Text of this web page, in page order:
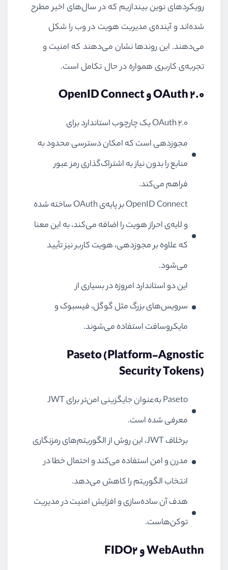
رویکردهای نوین بیندازیم که در سال‌های اخیر مطرح
شده‌اند و آینده‌ی مدیریت هویت در وب را شکل
می‌دهند. این روندها نشان می‌دهند که امنیت و
تجربه‌ی کاربری همواره در حال تکامل است.
OAuth 2.0 و OpenID Connect
OAuth 2.0 یک چارچوب استاندارد برای
مجوزدهی است که امکان دسترسی محدود به
منابع را بدون نیاز به اشتراک‌گذاری رمز عبور
فراهم می‌کند.
OpenID Connect بر پایه‌ی OAuth ساخته شده
و لایه‌ی احراز هویت را اضافه می‌کند، به این معنا
که علاوه بر مجوزدهی، هویت کاربر نیز تأیید
می‌شود.
این دو استاندارد امروزه در بسیاری از
سرویس‌های بزرگ مثل گوگل، فیسبوک و
مایکروسافت استفاده می‌شوند.
Paseto (Platform-Agnostic
Security Tokens)
Paseto به‌عنوان جایگزینی امن‌تر برای JWT
معرفی شده است.
برخلاف JWT، این روش از الگوریتم‌های رمزنگاری
مدرن و امن استفاده می‌کند و احتمال خطا در
انتخاب الگوریتم را کاهش می‌دهد.
هدف آن ساده‌سازی و افزایش امنیت در مدیریت
توکن‌هاست.
WebAuthn و FIDO2